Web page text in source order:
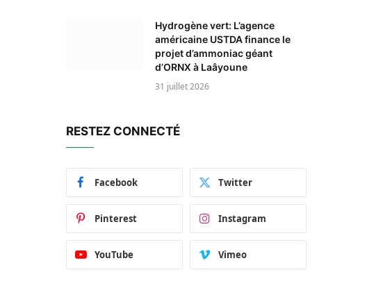
Hydrogène vert: L’agence
américaine USTDA finance le
projet d’ammoniac géant
d’ORNX à Laâyoune
31 juillet 2026
RESTEZ CONNECTÉ
Facebook Twitter
Pinterest Instagram
YouTube Vimeo